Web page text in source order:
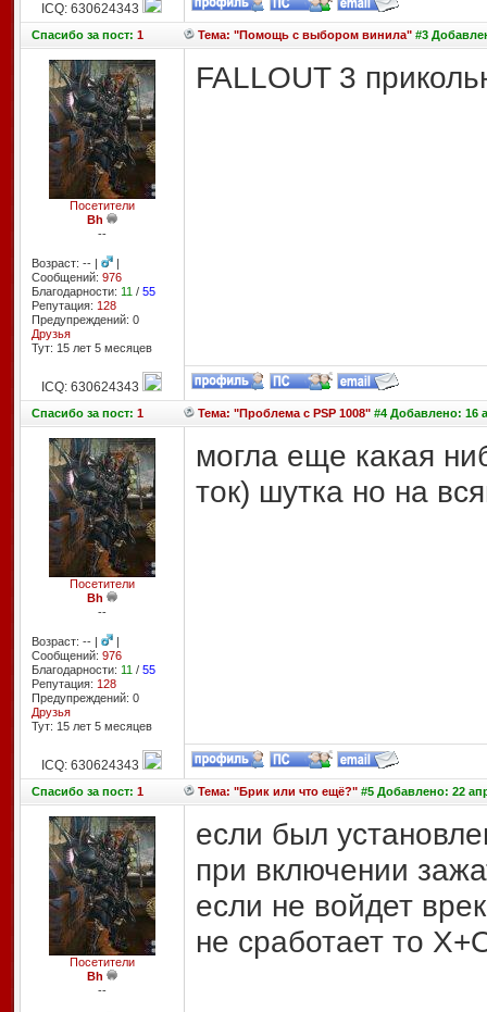
ICQ: 630624343
Спасибоза пост: 1 Тема: "Помощь с выбором винила"#3
Посетители
Bh
--
Возраст: -- |
|
Сообщений: 976
Благодарности: 11 / 55
Репутация: 128
Предупреждений: 0
Друзья
Тут: 15 лет 5 месяцев
FALLOUT 3
ICQ: 630624343
Спасибоза пост: 1 Тема: "Проблема с PSP 1008"#4 Добавлено: 16
Посетители
Bh
--
Возраст: -- |
|
Сообщений: 976
Благодарности: 11 / 55
Репутация: 128
Предупреждений: 0
Друзья
Тут: 15 лет 5 месяцев
могла еще какая
ток) шутка но на
ICQ: 630624343
Спасибоза пост: 1 Тема: "Брик или что ещё?"#5 Добавлено: 22
Посетители
Bh
--
если был
при включении
если не войдет
не сработает то